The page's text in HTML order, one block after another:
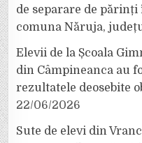
de separare de
comuna Năruja,
Elevii de la Școala
din Câmpineanca au
rezultatele deosebite
22/06/2026
Sute de elevi din